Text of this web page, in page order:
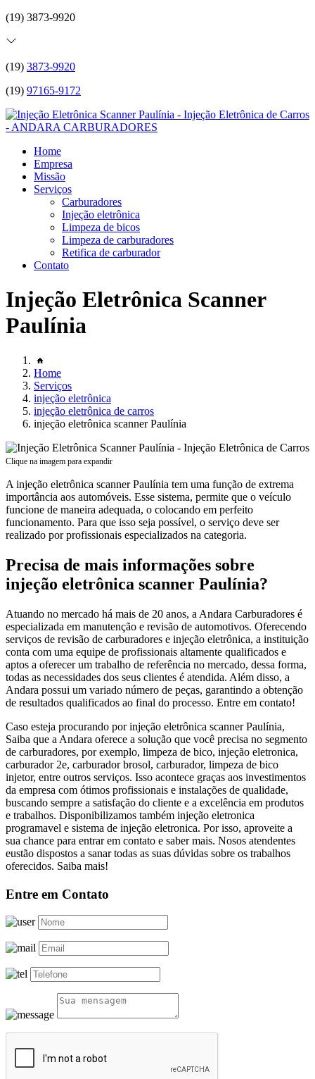
(19) 3873-9920
(19) 3873-9920
(19) 97165-9172
Home
Empresa
Missão
Serviços
Carburadores
Injeção eletrônica
Limpeza de bicos
Limpeza de carburadores
Retifica de carburador
Contato
Injeção Eletrônica Scanner
Paulínia
Home
Serviços
injeção eletrônica
injeção eletrônica de carros
injeção eletrônica scanner Paulínia
Clique na imagem para expandir
A injeção eletrônica scanner Paulínia tem uma função de extrema
importância aos automóveis. Esse sistema, permite que o veículo
funcione de maneira adequada, o colocando em perfeito
funcionamento. Para que isso seja possível, o serviço deve ser
realizado por profissionais especializados na categoria.
Precisa de mais informações sobre
injeção eletrônica scanner Paulínia?
Atuando no mercado há mais de 20 anos, a Andara Carburadores é
especializada em manutenção e revisão de automotivos. Oferecendo
serviços de revisão de carburadores e injeção eletrônica, a instituição
conta com uma equipe de profissionais altamente qualificados e
aptos a oferecer um trabalho de referência no mercado, dessa forma,
todas as necessidades dos seus clientes é atendida. Além disso, a
Andara possui um variado número de peças, garantindo a obtenção
de resultados qualificados ao final do processo. Entre em contato!
Caso esteja procurando por injeção eletrônica scanner Paulínia,
Saiba que a Andara oferece a solução que você precisa no segmento
de carburadores, por exemplo, limpeza de bico, injeção eletronica,
carburador 2e, carburador brosol, carburador, limpeza de bico
injetor, entre outros serviços. Isso acontece graças aos investimentos
da empresa com ótimos profissionais e instalações de qualidade,
buscando sempre a satisfação do cliente e a excelência em produtos
e trabalhos. Disponibilizamos também injeção eletronica
programavel e sistema de injeção eletronica. Por isso, aproveite a
sua chance para entrar em contato e saber mais. Nosos atendentes
eustão dispostos a sanar todas as suas dúvidas sobre os trabalhos
oferecidos. Saiba mais!
Entre em Contato